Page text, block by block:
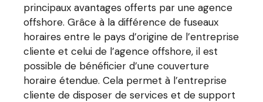
principaux avantages offerts par une agence
offshore. Grâce à la différence de fuseaux
horaires entre le pays d’origine de l’entreprise
cliente et celui de l’agence offshore, il est
possible de bénéficier d’une couverture
horaire étendue. Cela permet à l’entreprise
cliente de disposer de services et de support